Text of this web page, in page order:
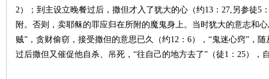
2）；到主设立晚餐过后，撒但才入了犹大的心（约13：27,另参徒5
附。否则，卖耶稣的罪应归在所附的魔鬼身上。当时犹大的意志和
贼”，贪财偷窃，接受撒但的意思已久（约12：6），“鬼迷心窍”，
过后撒但又催促他自杀、吊死，“往自己的地方去了”（徒1：25），